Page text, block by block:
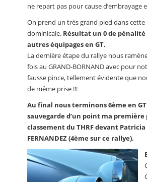
ne repart pas pour cause d’embrayage
On prend un très grand pied dans
dominicale. Résultat un 0 de pénalité
autres équipages en GT.
La dernière étape du rallye nous
fois au GRAND-BORNAND avec pour
fausse pince, tellement évidente que
de même prise !!!
Au final nous terminons 6ème en
sauvegarde d’un point ma première
classement du THRF devant
FERNANDEZ (4ème sur ce rallye).